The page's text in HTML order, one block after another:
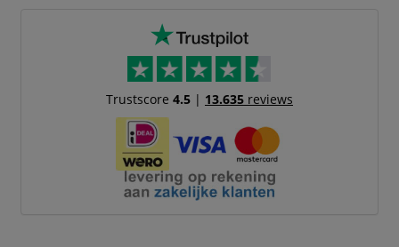
Trustscore 4.5| 13.635reviews